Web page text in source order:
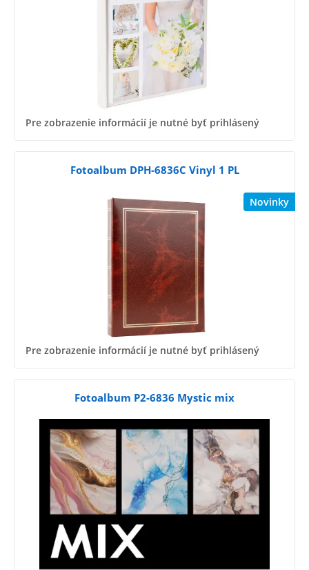
Pre zobrazenie informácií je nutné byť prihlásený
Novinky
Fotoalbum DPH-6836C Vinyl 1 PL
Pre zobrazenie informácií je nutné byť prihlásený
Fotoalbum P2-6836 Mystic mix